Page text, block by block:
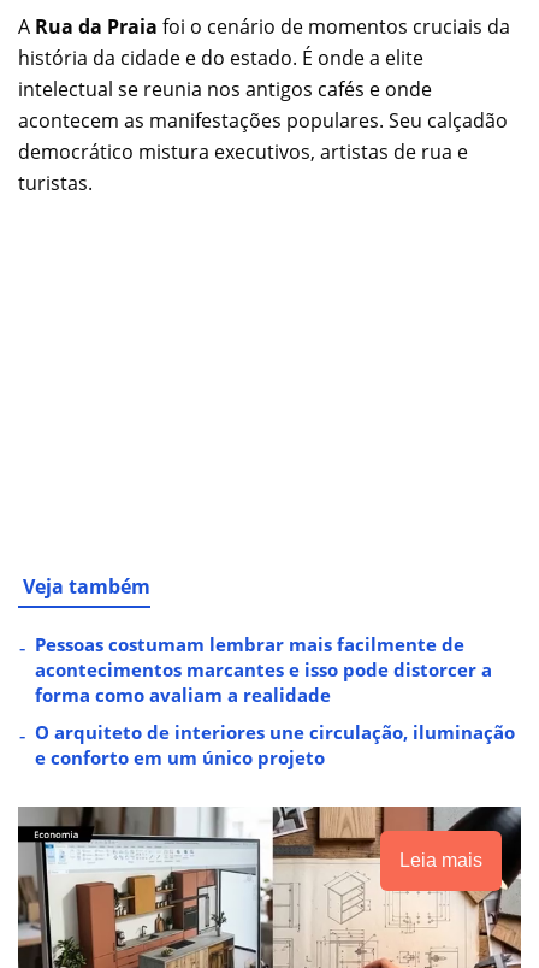
A Rua da Praia foi o cenário de momentos cruciais da
história da cidade e do estado. É onde a elite
intelectual se reunia nos antigos cafés e onde
acontecem as manifestações populares. Seu calçadão
democrático mistura executivos, artistas de rua e
turistas.
Veja também
Pessoas costumam lembrar mais facilmente de
acontecimentos marcantes e isso pode distorcer a
forma como avaliam a realidade
O arquiteto de interiores une circulação, iluminação
e conforto em um único projeto
Leia mais